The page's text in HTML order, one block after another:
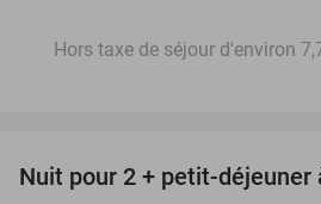
Hors taxe de séjour d'environ
Nuit pour 2 + petit-déjeuner